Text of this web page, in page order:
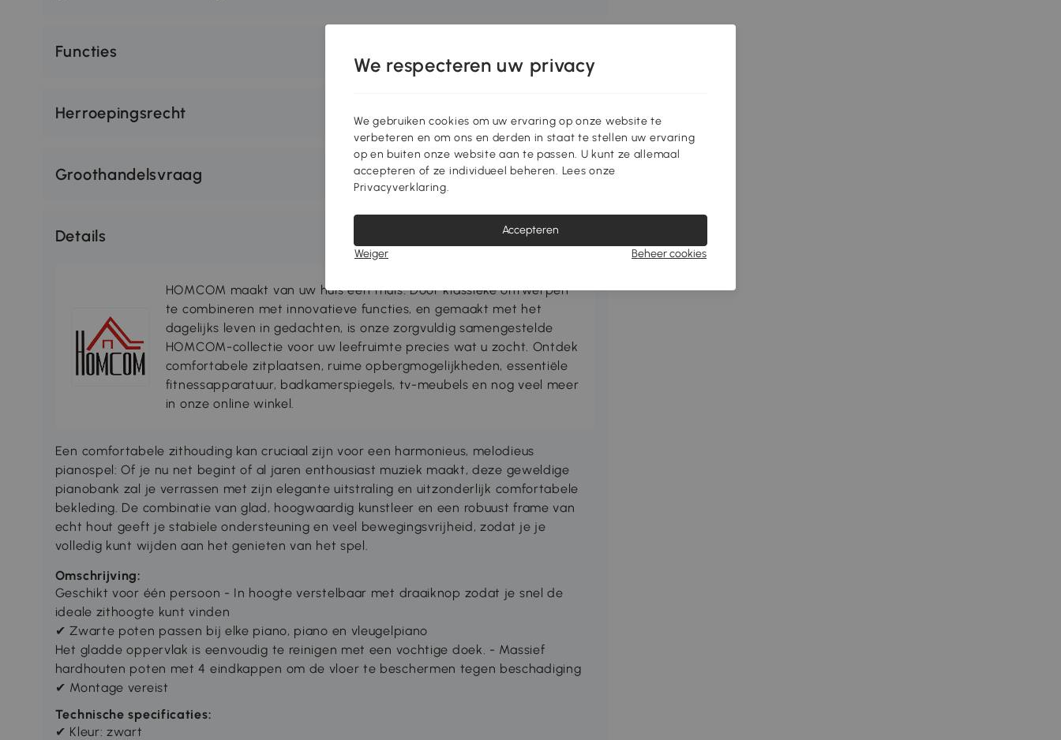
Functies
Herroepingsrecht
Groothandelsvraag
Details
HOMCOM maakt van uw huis een thuis. Door klassieke ontwerpen
te combineren met innovatieve functies, en gemaakt met het
dagelijks leven in gedachten, is onze zorgvuldig samengestelde
HOMCOM-collectie voor uw leefruimte precies wat u zocht. Ontdek
comfortabele zitplaatsen, ruime opbergmogelijkheden, essentiële
fitnessapparatuur, badkamerspiegels, tv-meubels en nog veel meer
in onze online winkel.
Een comfortabele zithouding kan cruciaal zijn voor een harmonieus, melodieus
pianospel: Of je nu net begint of al jaren enthousiast muziek maakt, deze geweldige
pianobank zal je verrassen met zijn elegante uitstraling en uitzonderlijk comfortabele
bekleding. De combinatie van glad, hoogwaardig kunstleer en een robuust frame van
echt hout geeft je stabiele ondersteuning en veel bewegingsvrijheid, zodat je je
volledig kunt wijden aan het genieten van het spel.
Omschrijving:
Geschikt voor één persoon - In hoogte verstelbaar met draaiknop zodat je snel de
ideale zithoogte kunt vinden
✔ Zwarte poten passen bij elke piano, piano en vleugelpiano
Het gladde oppervlak is eenvoudig te reinigen met een vochtige doek. - Massief
hardhouten poten met 4 eindkappen om de vloer te beschermen tegen beschadiging
✔ Montage vereist
Technische specificaties:
✔ Kleur: zwart
We respecteren uw privacy
We gebruiken cookies om uw ervaring op onze website te
verbeteren en om ons en derden in staat te stellen uw ervaring
op en buiten onze website aan te passen. U kunt ze allemaal
accepteren of ze individueel beheren. Lees onze
Privacyverklaring.
Accepteren
Weiger
Beheer cookies